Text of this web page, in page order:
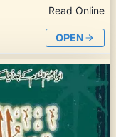
Read Online
OPEN